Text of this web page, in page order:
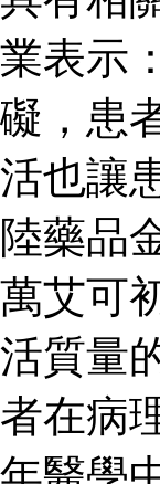
業表示
礙，患
活也讓
陸藥品
萬艾可
活質量
者在病